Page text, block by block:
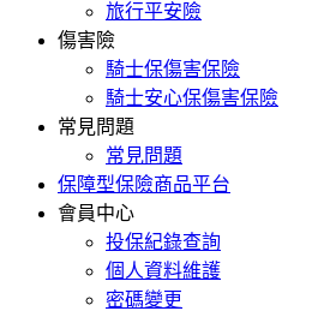
旅行平安險
傷害險
騎士保傷害保險
騎士安心保傷害保險
常見問題
常見問題
保障型保險商品平台
會員中心
投保紀錄查詢
個人資料維護
密碼變更